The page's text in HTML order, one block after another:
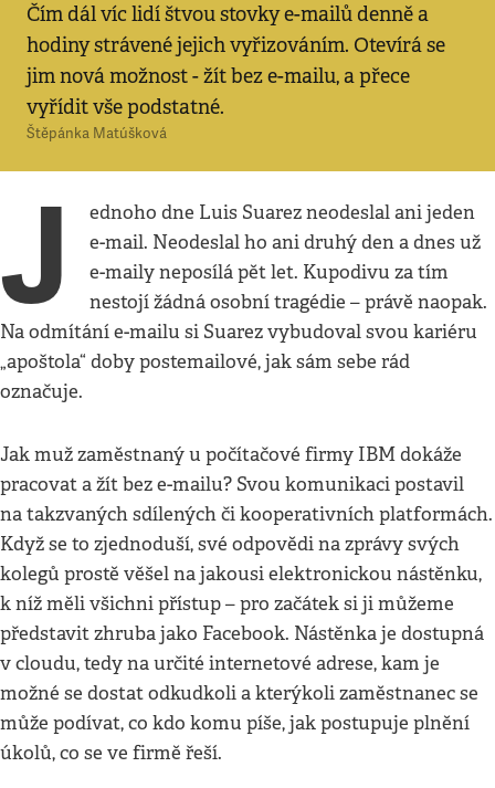
Čím dál víc lidí štvou stovky e-mailů denně a
hodiny strávené jejich vyřizováním. Otevírá se
jim nová možnost - žít bez e-mailu, a přece
vyřídit vše podstatné.
Štěpánka Matúšková
J
ednoho dne Luis Suarez neodeslal ani jeden
e-mail. Neodeslal ho ani druhý den a dnes už
e-maily neposílá pět let. Kupodivu za tím
nestojí žádná osobní tragédie – právě naopak.
Na odmítání e-mailu si Suarez vybudoval svou kariéru
„apoštola“ doby postemailové, jak sám sebe rád
označuje.
Jak muž zaměstnaný u počítačové firmy IBM dokáže
pracovat a žít bez e-mailu? Svou komunikaci postavil
na takzvaných sdílených či kooperativních platformách.
Když se to zjednoduší, své odpovědi na zprávy svých
kolegů prostě věšel na jakousi elektronickou nástěnku,
k níž měli všichni přístup – pro začátek si ji můžeme
představit zhruba jako Facebook. Nástěnka je dostupná
v cloudu, tedy na určité internetové adrese, kam je
možné se dostat odkudkoli a kterýkoli zaměstnanec se
může podívat, co kdo komu píše, jak postupuje plnění
úkolů, co se ve firmě řeší.